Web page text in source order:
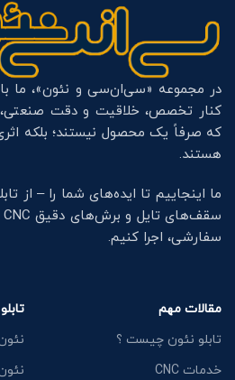
کنار تخصص، خلاقیت و دقت صنعتی،
که صرفاً یک محصول نیستند؛ بلکه
هستند.
ما اینجاییم تا ایده‌های شما را – از
سفارشی، اجرا کنیم.
مقالات مهم
تابلو نئون چیست ؟
خدمات CNC